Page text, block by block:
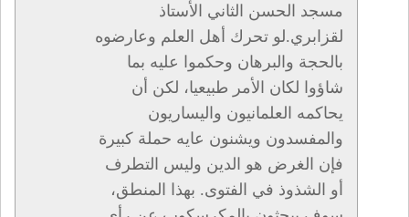
مسجد الحسن الثاني الأستاذ
لقزابري.لو تحرك أهل العلم وعارضوه
بالحجة والبرهان وحكموا عليه بما
شاؤوا لكان الأمر طبيعيا، لكن أن
يحاكمه العلمانيون واليساريون
والمفسدون ويشنون عايه حملة كبيرة
فإن الغرض هو الدين وليس التطرف
أو الشذوذ في الفتوى. بهذا المنطق،